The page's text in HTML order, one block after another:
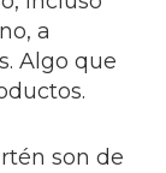
a
Algo que
son de